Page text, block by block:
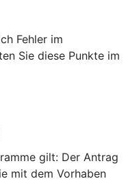
Fehler im
Sie diese Punkte im
gilt: Der Antrag
mit dem Vorhaben